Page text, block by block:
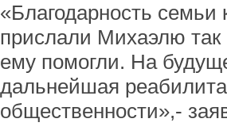
«Благодарность семьи
прислали Михаэлю
ему помогли. На
дальнейшая
общественности»,-